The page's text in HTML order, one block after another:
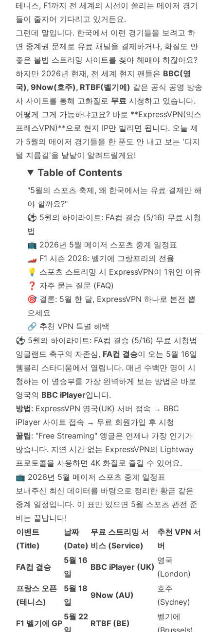
테니스, F1까지 전 세계의 시선이 쏠리는 메이저 경기
들이 줄지어 기다리고 있거든요.
그런데 말입니다. 한국에서 이런 경기들을 보려고 하
면 중계권 문제로 유료 채널을 결제하거나, 화질도 안
좋은 불법 스트리밍 사이트를 찾아 헤매야 하잖아요?
하지만 2026년 현재, 전 세계 현지 팬들은 BBC(영
국), 9Now(호주), RTBF(벨기에) 같은 공식 공영 방송
사 사이트를 통해 고화질로 무료 시청하고 있습니다.
어떻게 그게 가능하냐고요? 바로 **ExpressVPN(익스
프레스VPN)**으로 현지 IP만 빌리면 됩니다. 오늘 제
가 5월의 메이저 경기들을 한 푼도 안 내고 보는 '디지
털 지름길'을 낱낱이 알려드릴게요!
Table of Contents
"5월의 스포츠 축제, 왜 한국에서는 유료 결제만 해
야 할까요?"
⚽ 5월의 하이라이트: FA컵 결승 (5/16) 무료 시청
법
📺 2026년 5월 메이저 스포츠 중계 일정표
🏎️ F1 시즌 2026: 벨기에 그랑프리의 전율
💡 스포츠 스트리밍 시 ExpressVPN이 1위인 이유
❓ 자주 묻는 질문 (FAQ)
🎯 결론: 5월 한 달, ExpressVPN 하나로 본전 뽑
으세요
🔗 추천 VPN 특별 혜택
⚽ 5월의 하이라이트: FA컵 결승 (5/16) 무료 시청법
잉글랜드 축구의 자존심, FA컵 결승이 오는 5월 16일
웸블리 스타디움에서 열립니다. 매년 수백만 명이 시
청하는 이 명승부를 가장 완벽하게 보는 방법은 바로
영국의 BBC iPlayer입니다.
방법: ExpressVPN 영국(UK) 서버 접속 → BBC
iPlayer 사이트 접속 → 무료 회원가입 후 시청
꿀팁: "Free Streaming" 앵글은 언제나 가장 인기가
많습니다. 지연 시간 없는 ExpressVPN의 Lightway
프로토콜을 사용하면 4K 화질로 즐길 수 있어요.
📺 2026년 5월 메이저 스포츠 중계 일정표
보내주신 최신 데이터를 바탕으로 정리한 황금 같은
중계 일정입니다. 이 표만 있으면 5월 스포츠 관전 준
비는 끝납니다!
이벤트
(Title)
날짜
(Date)
무료 스트리밍 서
비스 (Service)
추천 VPN 서
버
FA컵 결승
5월 16
일
BBC iPlayer (UK)
영국
(London)
프랑스 오픈
(테니스)
5월 18
일
9Now (AU)
호주
(Sydney)
F1 벨기에 GP
5월 22
일
RTBF (BE)
벨기에
(Brussels)